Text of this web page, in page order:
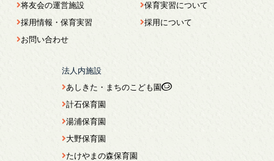
将友会の運営施設
採用情報・保育実習
お問い合わせ
保育実習について
採用について
法人内施設
あしきた・まちのこども園
計石保育園
湯浦保育園
大野保育園
たけやまの森保育園